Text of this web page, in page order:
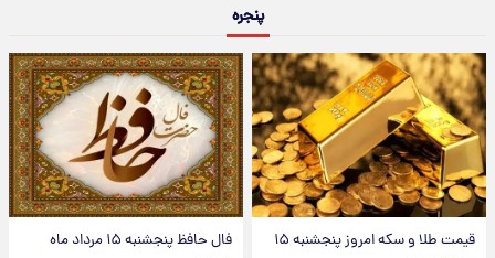
پنجره
قیمت طلا و سکه امروز پنجشنبه ۱۵
فال حافظ پنجشنبه ۱۵ مرداد ماه